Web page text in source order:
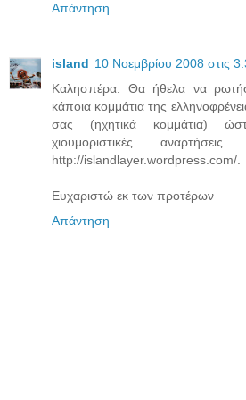
Απάντηση
island 10 Νοεμβρίου 2008 στις
Καλησπέρα. Θα ήθελα να
κάποια κομμάτια της
σας (ηχητικά κομμάτια)
χιουμοριστικές
http://islandlayer.wordpress.com/.
Ευχαριστώ εκ των προτέρων
Απάντηση